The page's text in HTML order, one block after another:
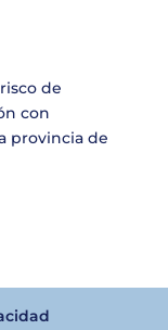
de
con
provincia de